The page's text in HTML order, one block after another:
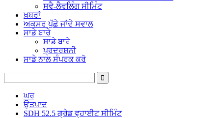
ਸਵੈ-ਲੈਵਲਿੰਗ ਸੀਮਿੰਟ
ਖ਼ਬਰਾਂ
ਅਕਸਰ ਪੁੱਛੇ ਜਾਂਦੇ ਸਵਾਲ
ਸਾਡੇ ਬਾਰੇ
ਸਾਡੇ ਬਾਰੇ
ਪ੍ਰਦਰਸ਼ਨੀ
ਸਾਡੇ ਨਾਲ ਸੰਪਰਕ ਕਰੋ
ਘਰ
ਉਤਪਾਦ
SDH 52.5 ਗ੍ਰੇਡ ਵ੍ਹਾਈਟ ਸੀਮਿੰਟ